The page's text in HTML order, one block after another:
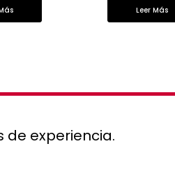
Leer Más
de experiencia.